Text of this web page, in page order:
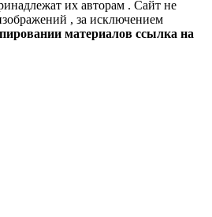
их авторам . Сайт не
, за исключением
материалов ссылка на